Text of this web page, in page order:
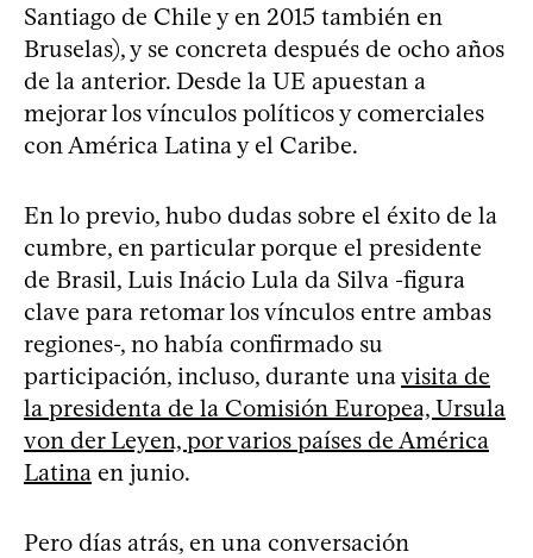
Santiago de Chile y en 2015 también en
Bruselas), y se concreta después de ocho años
de la anterior. Desde la UE apuestan a
mejorar los vínculos políticos y comerciales
con América Latina y el Caribe.
En lo previo, hubo dudas sobre el éxito de la
cumbre, en particular porque el presidente
de Brasil, Luis Inácio Lula da Silva -figura
clave para retomar los vínculos entre ambas
regiones-, no había confirmado su
participación, incluso, durante unavisita de
la presidenta de la Comisión Europea, Ursula
von der Leyen, por varios países de América
Latina en junio.
Pero días atrás, en una conversación